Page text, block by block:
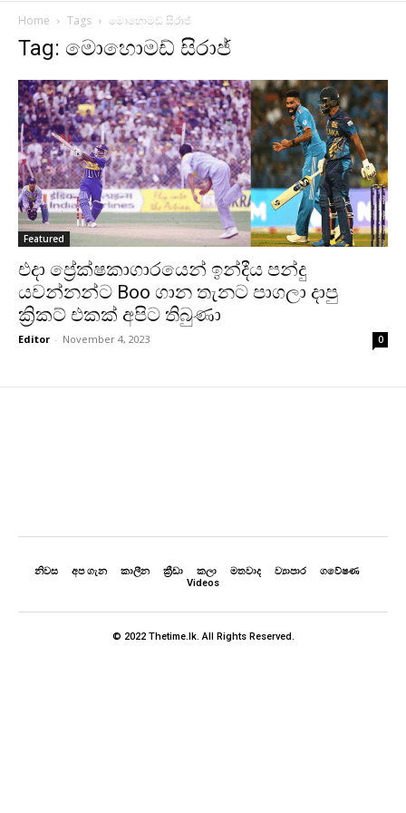
Home Tags මොහොමඩ් සිරාජ්
Tag: මොහොමඩ් සිරාජ්
Featured
එදා ප්‍රේක්ෂකාගාරයෙන් ඉන්දීය පන්දු
යවන්නන්ට Boo ගාන තැනට පාගලා දාපු
ක්‍රිකට් එකක් අපිට තිබුණා
Editor - November 4, 2023 0
නිවස අප ගැන කාලීන ක්‍රීඩා කලා මතවාද ව්‍යාපාර
ගවේෂණ
Videos
© 2022 Thetime.lk. All Rights Reserved.